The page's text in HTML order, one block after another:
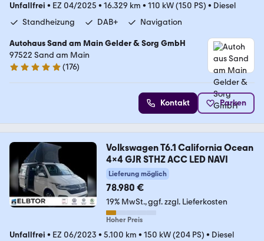
Unfallfrei • EZ 04/2025 • 16.329 km • 110 kW (150 PS) • Diesel
Standheizung
DAB+ Navigation
Autohaus Sand am Main Gelder & Sorg GmbH
97522 Sand am Main
4.8 Sterne
(176)
Kontakt Parken
Volkswagen T6.1 California Ocean
4x4 GJR STHZ ACC LED NAVI
Lieferung möglich
78.980 €
19% MwSt. ggf. zzgl. Lieferkosten
Hoher Preis
Unfallfrei • EZ 06/2023 • 5.100 km • 150 kW (204 PS) • Diesel